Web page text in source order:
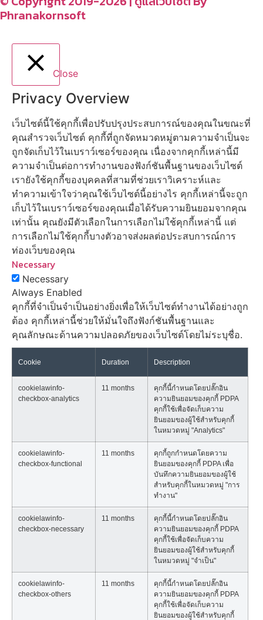
Phranakornsoft
Close
Privacy Overview
เว็บไซต์นี้ใช้คุกกี้เพื่อปรับปรุงประสบการณ์ของคุณในขณะที่
คุณสำรวจเว็บไซต์ คุกกี้ที่ถูกจัดหมวดหมู่ตามความจำเป็นจะ
ถูกจัดเก็บไว้ในเบราว์เซอร์ของคุณ เนื่องจากคุกกี้เหล่านี้มี
ความจำเป็นต่อการทำงานของฟังก์ชันพื้นฐานของเว็บไซต์
เรายังใช้คุกกี้ของบุคคลที่สามที่ช่วยเราวิเคราะห์และ
ทำความเข้าใจว่าคุณใช้เว็บไซต์นี้อย่างไร คุกกี้เหล่านี้จะถูก
เก็บไว้ในเบราว์เซอร์ของคุณเมื่อได้รับความยินยอมจากคุณ
เท่านั้น คุณยังมีตัวเลือกในการเลือกไม่ใช้คุกกี้เหล่านี้ แต่
การเลือกไม่ใช้คุกกี้บางตัวอาจส่งผลต่อประสบการณ์การ
ท่องเว็บของคุณ
Necessary
Necessary
Always Enabled
คุกกี้ที่จำเป็นจำเป็นอย่างยิ่งเพื่อให้เว็บไซต์ทำงานได้อย่างถูก
ต้อง คุกกี้เหล่านี้ช่วยให้มั่นใจถึงฟังก์ชันพื้นฐานและ
คุณลักษณะด้านความปลอดภัยของเว็บไซต์โดยไม่ระบุชื่อ.
Cookie Duration Description
cookielawinfo-
checkbox-analytics
11 months
คุกกี้นี้กำหนดโดยปลั๊กอิน
ความยินยอมของคุกกี้ PDPA
คุกกี้ใช้เพื่อจัดเก็บความ
ยินยอมของผู้ใช้สำหรับคุกกี้
ในหมวดหมู่ "Analytics"
cookielawinfo-
checkbox-functional
11 months
คุกกี้ถูกกำหนดโดยความ
ยินยอมของคุกกี้ PDPA เพื่อ
บันทึกความยินยอมของผู้ใช้
สำหรับคุกกี้ในหมวดหมู่ "การ
ทำงาน"
cookielawinfo-
checkbox-necessary
11 months
คุกกี้นี้กำหนดโดยปลั๊กอิน
ความยินยอมของคุกกี้ PDPA
คุกกี้ใช้เพื่อจัดเก็บความ
ยินยอมของผู้ใช้สำหรับคุกกี้
ในหมวดหมู่ "จำเป็น"
cookielawinfo-
checkbox-others
11 months
คุกกี้นี้กำหนดโดยปลั๊กอิน
ความยินยอมของคุกกี้ PDPA
คุกกี้ใช้เพื่อจัดเก็บความ
ยินยอมของผู้ใช้สำหรับคุกกี้